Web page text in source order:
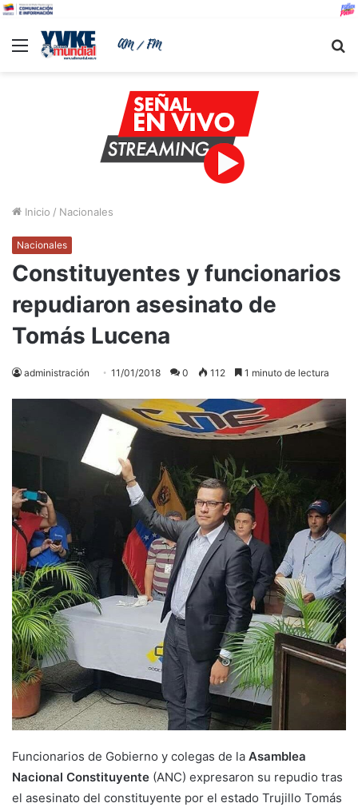
Menu
Inicio / Nacionales
Nacionales
Constituyentes y funcionarios
repudiaron asesinato de
Tomás Lucena
administración 11/01/2018 0 112 1 minuto de lectura
Funcionarios de Gobierno y colegas de la Asamblea
Nacional Constituyente (ANC) expresaron su repudio tras
el asesinato del constituyente por el estado Trujillo Tomás